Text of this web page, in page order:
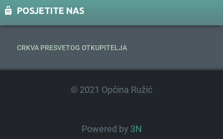
POSJETITE NAS
CRKVA PRESVETOG OTKUPITELJA
© 2021 Općina Ružić
Powered by 3N